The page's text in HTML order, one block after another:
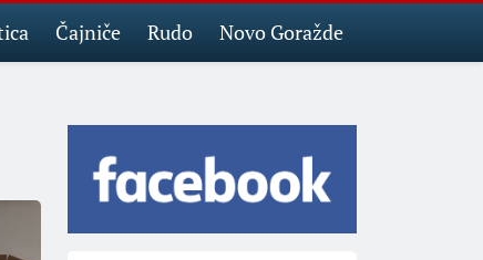
Čajniče Rudo Novo Goražde